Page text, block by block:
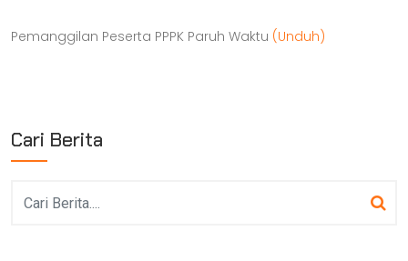
Pemanggilan Peserta PPPK Paruh Waktu (Unduh)
Cari Berita